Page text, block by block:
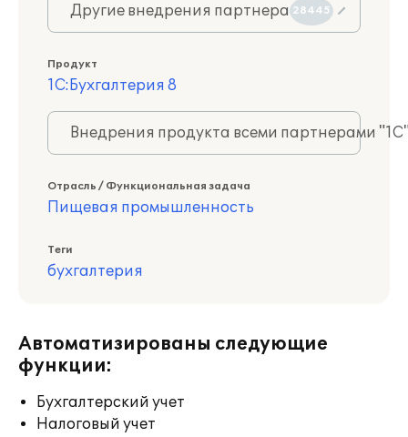
Другие внедрения партнера 28445
Продукт
1С:Бухгалтерия 8
Внедрения продукта всеми партнерами
Отрасль / Функциональная задача
Пищевая промышленность
Теги
бухгалтерия
Автоматизированы следующие
функции:
Бухгалтерский учет
Налоговый учет